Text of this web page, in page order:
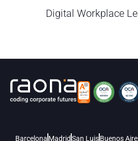
Digital Workplace
Barcelona MadridSan LuisBuenos